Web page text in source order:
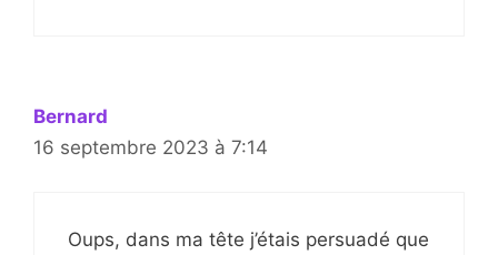
Bernard
16 septembre 2023 à 7:14
Oups, dans ma tête j’étais persuadé que